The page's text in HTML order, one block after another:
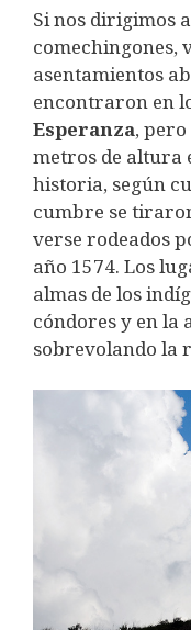
Si nos dirigimos
comechingones,
asentamientos
encontraron en
Esperanza,
metros de altura
historia, según
cumbre se
verse rodeados
año 1574. Los
almas de los
cóndores y en la
sobrevolando la